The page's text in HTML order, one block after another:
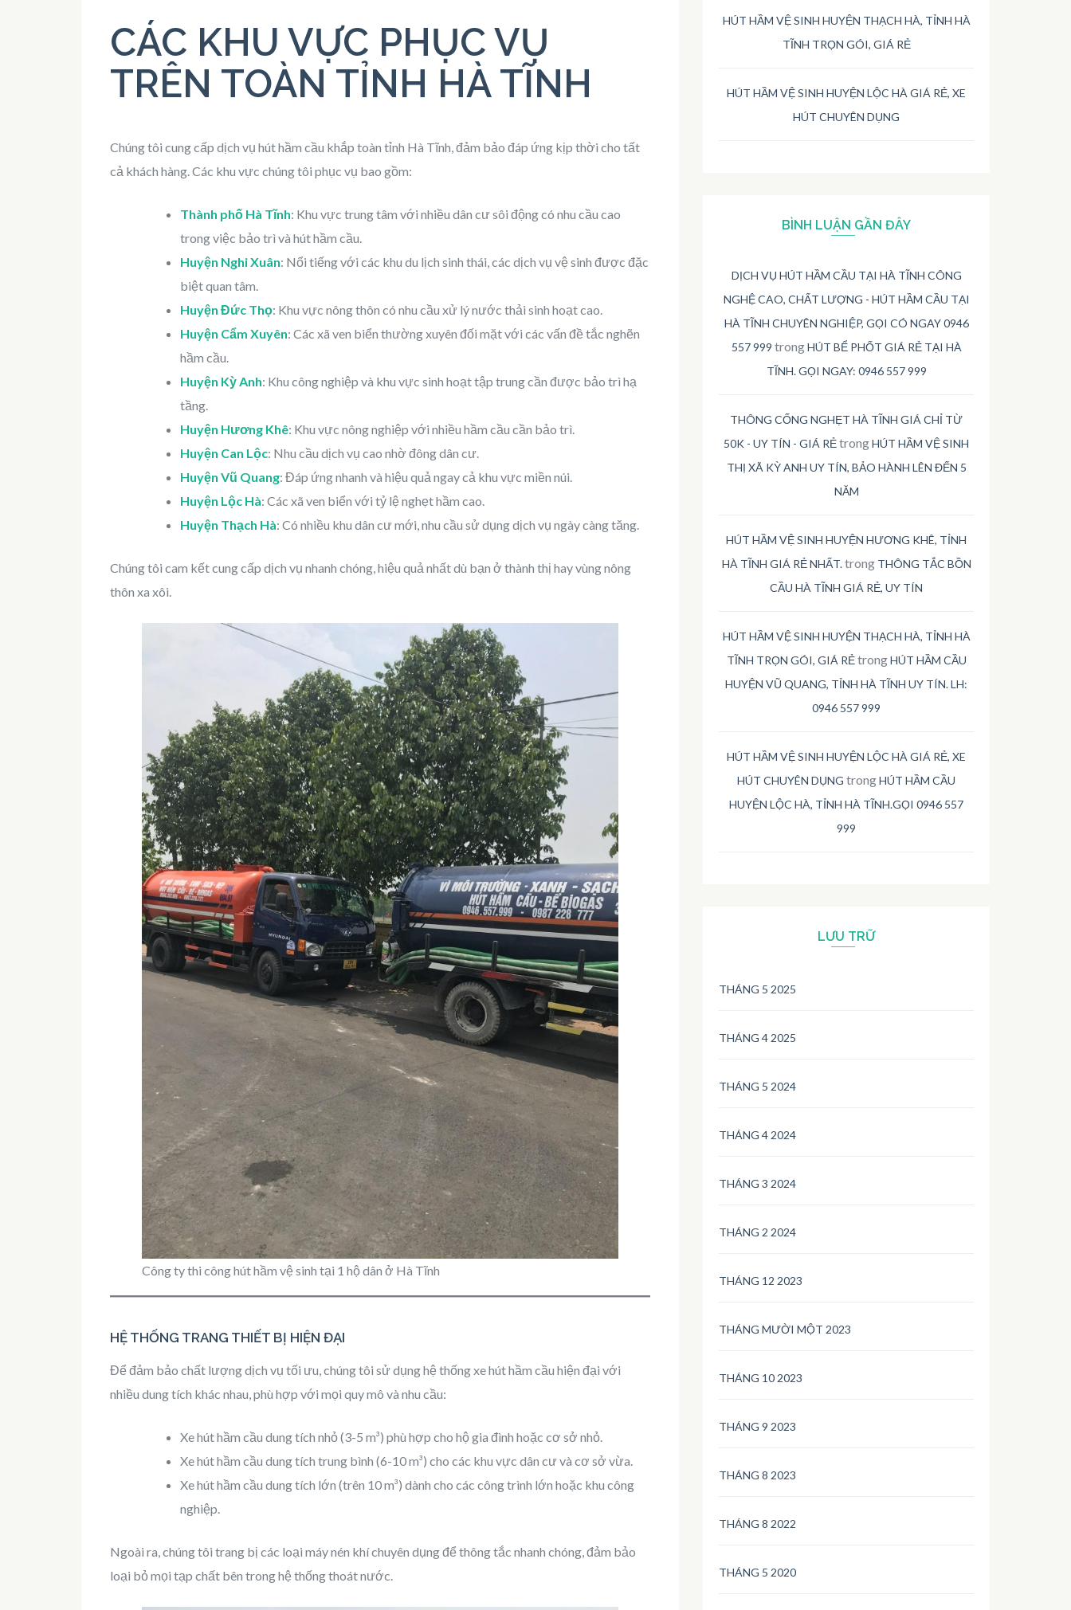
CÁC KHU VỰC PHỤC VỤ
TRÊN TOÀN TỈNH HÀ TĨNH
Chúng tôi cung cấp dịch vụ hút hầm cầu khắp toàn tỉnh Hà Tĩnh, đảm bảo đáp ứng kịp thời cho tất
cả khách hàng. Các khu vực chúng tôi phục vụ bao gồm:
Thành phố Hà Tĩnh: Khu vực trung tâm với nhiều dân cư sôi động có nhu cầu cao
trong việc bảo trì và hút hầm cầu.
Huyện Nghi Xuân: Nổi tiếng với các khu du lịch sinh thái, các dịch vụ vệ sinh được đặc
biệt quan tâm.
Huyện Đức Thọ: Khu vực nông thôn có nhu cầu xử lý nước thải sinh hoạt cao.
Huyện Cẩm Xuyên: Các xã ven biển thường xuyên đối mặt với các vấn đề tắc nghẽn
hầm cầu.
Huyện Kỳ Anh: Khu công nghiệp và khu vực sinh hoạt tập trung cần được bảo trì hạ
tầng.
Huyện Hương Khê: Khu vực nông nghiệp với nhiều hầm cầu cần bảo trì.
Huyện Can Lộc: Nhu cầu dịch vụ cao nhờ đông dân cư.
Huyện Vũ Quang: Đáp ứng nhanh và hiệu quả ngay cả khu vực miền núi.
Huyện Lộc Hà: Các xã ven biển với tỷ lệ nghẹt hầm cao.
Huyện Thạch Hà: Có nhiều khu dân cư mới, nhu cầu sử dụng dịch vụ ngày càng tăng.
Chúng tôi cam kết cung cấp dịch vụ nhanh chóng, hiệu quả nhất dù bạn ở thành thị hay vùng nông
thôn xa xôi.
Công ty thi công hút hầm vệ sinh tại 1 hộ dân ở Hà Tĩnh
HỆ THỐNG TRANG THIẾT BỊ HIỆN ĐẠI
Để đảm bảo chất lượng dịch vụ tối ưu, chúng tôi sử dụng hệ thống xe hút hầm cầu hiện đại với
nhiều dung tích khác nhau, phù hợp với mọi quy mô và nhu cầu:
Xe hút hầm cầu dung tích nhỏ (3-5 m³) phù hợp cho hộ gia đình hoặc cơ sở nhỏ.
Xe hút hầm cầu dung tích trung bình (6-10 m³) cho các khu vực dân cư và cơ sở vừa.
Xe hút hầm cầu dung tích lớn (trên 10 m³) dành cho các công trình lớn hoặc khu công
nghiệp.
Ngoài ra, chúng tôi trang bị các loại máy nén khí chuyên dụng để thông tắc nhanh chóng, đảm bảo
loại bỏ mọi tạp chất bên trong hệ thống thoát nước.
HÚT HẦM VỆ SINH HUYỆN THẠCH HÀ, TỈNH HÀ
TĨNH TRỌN GÓI, GIÁ RẺ
HÚT HẦM VỆ SINH HUYỆN LỘC HÀ GIÁ RẺ, XE
HÚT CHUYÊN DỤNG
BÌNH LUẬN GẦN ĐÂY
DỊCH VỤ HÚT HẦM CẦU TẠI HÀ TĨNH CÔNG
NGHỆ CAO, CHẤT LƯỢNG - HÚT HẦM CẦU TẠI
HÀ TĨNH CHUYÊN NGHIỆP, GỌI CÓ NGAY 0946
557 999 trongHÚT BỂ PHỐT GIÁ RẺ TẠI HÀ
TĨNH. GỌI NGAY: 0946 557 999
THÔNG CỐNG NGHẸT HÀ TĨNH GIÁ CHỈ TỪ
50K - UY TÍN - GIÁ RẺtrongHÚT HẦM VỆ SINH
THỊ XÃ KỲ ANH UY TÍN, BẢO HÀNH LÊN ĐẾN 5
NĂM
HÚT HẦM VỆ SINH HUYỆN HƯƠNG KHÊ, TỈNH
HÀ TĨNH GIÁ RẺ NHẤT.trong THÔNG TẮC BỒN
CẦU HÀ TĨNH GIÁ RẺ, UY TÍN
HÚT HẦM VỆ SINH HUYỆN THẠCH HÀ, TỈNH HÀ
TĨNH TRỌN GÓI, GIÁ RẺtrongHÚT HẦM CẦU
HUYỆN VŨ QUANG, TỈNH HÀ TĨNH UY TÍN. LH:
0946 557 999
HÚT HẦM VỆ SINH HUYỆN LỘC HÀ GIÁ RẺ, XE
HÚT CHUYÊN DỤNG trongHÚT HẦM CẦU
HUYỆN LỘC HÀ, TỈNH HÀ TĨNH.GỌI 0946 557
999
LƯU TRỮ
THÁNG 5 2025
THÁNG 4 2025
THÁNG 5 2024
THÁNG 4 2024
THÁNG 3 2024
THÁNG 2 2024
THÁNG 12 2023
THÁNG MƯỜI MỘT 2023
THÁNG 10 2023
THÁNG 9 2023
THÁNG 8 2023
THÁNG 8 2022
THÁNG 5 2020